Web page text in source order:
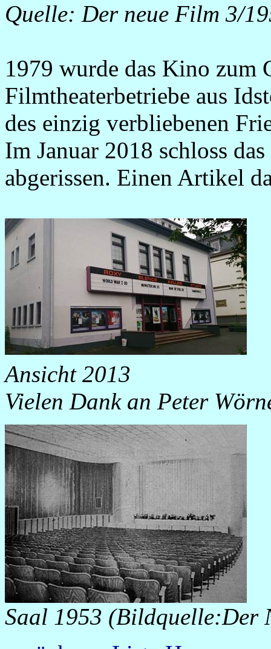
Quelle: Der neue Film 3/
1979 wurde das Kino zum
Filmtheaterbetriebe aus
des einzig verbliebenen
Im Januar 2018 schloss
abgerissen. Einen Artikel
Ansicht 2013
Vielen Dank an Peter
Saal 1953 (Bildquelle:Der